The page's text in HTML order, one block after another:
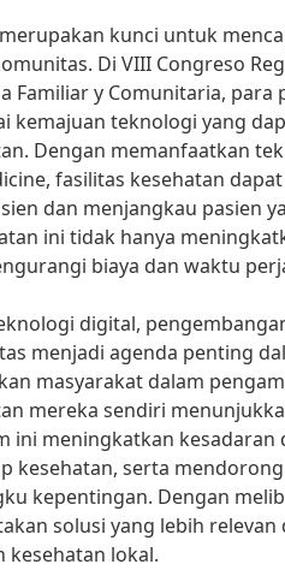
kunci untuk
Di VIII Congreso
Familiar y Comunitaria, para
kemajuan teknologi yang
Dengan memanfaatkan
fasilitas kesehatan
dan menjangkau pasien
ini tidak hanya
biaya dan waktu
digital,
menjadi agenda penting
masyarakat dalam
mereka sendiri
ini meningkatkan kesadaran
kesehatan, serta
kepentingan. Dengan
solusi yang lebih
kesehatan lokal.